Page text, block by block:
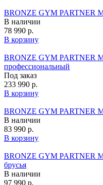
BRONZE GYM PARTNER
В наличии
78 990 р.
В корзину
BRONZE GYM PARTNER
профессиональный
Под заказ
233 990 р.
В корзину
BRONZE GYM PARTNER
В наличии
83 990 р.
В корзину
BRONZE GYM PARTNER
брусья
В наличии
97 990 р.